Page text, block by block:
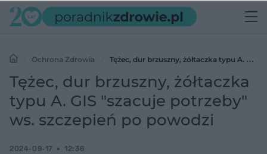
Ochrona Zdrowia
Tężec, dur brzuszny, żółtaczka typu A. GIS
"szacuje potrzeby" ws. szczepień po powodzi
Tężec, dur brzuszny, żółtaczka
typu A. GIS "szacuje potrzeby"
ws. szczepień po powodzi
2024-09-17 12:36